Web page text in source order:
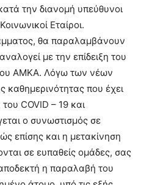
την διανομή υπεύθυνοι
Εταίροι.
θα παραλαμβάνουν
με την επίδειξη του
ΑΜΚΑ. Λόγω των νέων
καθημερινότητας που έχει
COVID – 19 και
ο συνωστισμός σε
επίσης και η μετακίνηση
σε ευπαθείς ομάδες, σας
η παραλαβή του